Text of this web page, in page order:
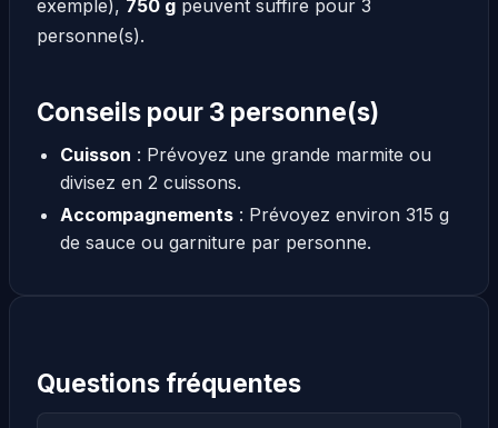
exemple), 750 g peuvent suffire pour 3
personne(s).
Conseils pour 3 personne(s)
Cuisson : Prévoyez une grande marmite ou
divisez en 2 cuissons.
Accompagnements: Prévoyez environ 315 g
de sauce ou garniture par personne.
Questions fréquentes